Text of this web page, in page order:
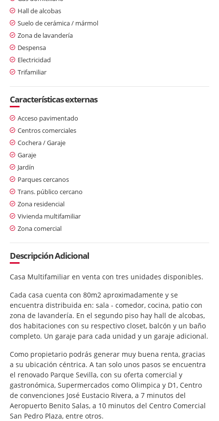
Hall de alcobas
Suelo de cerámica / mármol
Zona de lavandería
Despensa
Electricidad
Trifamiliar
Características externas
Acceso pavimentado
Centros comerciales
Cochera / Garaje
Garaje
Jardín
Parques cercanos
Trans. público cercano
Zona residencial
Vivienda multifamiliar
Zona comercial
Descripción Adicional
Casa Multifamiliar en venta con tres unidades disponibles.
Cada casa cuenta con 80m2 aproximadamente y se
encuentra distribuida en: sala - comedor, cocina, patio con
zona de lavandería. En el segundo piso hay hall de alcobas,
dos habitaciones con su respectivo closet, balcón y un baño
completo. Un garaje para cada unidad y un garaje adicional.
Como propietario podrás generar muy buena renta, gracias
a su ubicación céntrica. A tan solo unos pasos se encuentra
el renovado Parque Sevilla, con su oferta comercial y
gastronómica, Supermercados como Olimpica y D1, Centro
de convenciones José Eustacio Rivera, a 7 minutos del
Aeropuerto Benito Salas, a 10 minutos del Centro Comercial
San Pedro Plaza, entre otros.